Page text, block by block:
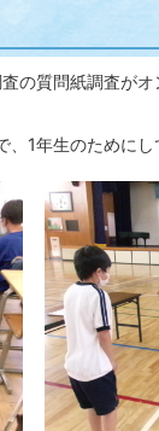
の質問紙調査が
1年生のために